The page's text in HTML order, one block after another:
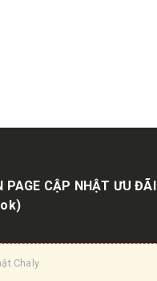
PAGE CẬP NHẬT ƯU ĐÃI
Chaly